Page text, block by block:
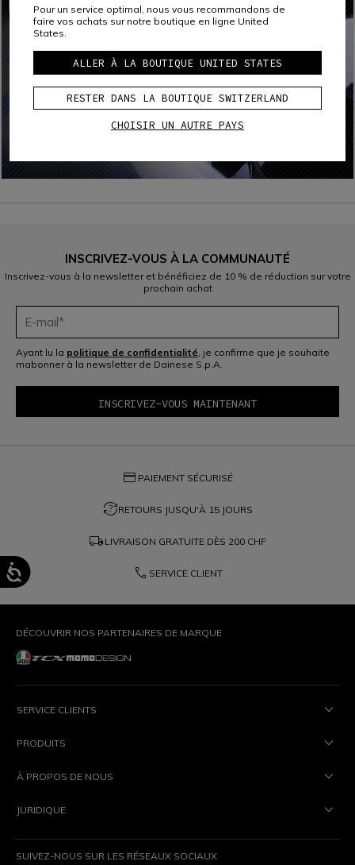
INSCRIVEZ-VOUS À LA COMMUNAUTÉ
Inscrivez-vous à la newsletter et bénéficiez de 10 % de réduction sur votre
prochain achat
Ayant lu la politique de confidentialité, je confirme que je souhaite
mabonner à la newsletter de Dainese S.p.A.
credit_card PAIEMENT SÉCURISÉ
question_exchangeRETOURS JUSQU'À 15 JOURS
local_shipping LIVRAISON GRATUITE DÈS 200 CHF
phone SERVICE CLIENT
DÉCOUVRIR NOS PARTENAIRES DE MARQUE
SERVICE CLIENTS
PRODUITS
À PROPOS DE NOUS
JURIDIQUE
SUIVEZ-NOUS SUR LES RÉSEAUX SOCIAUX
Pour un service optimal, nous vous recommandons de
faire vos achats sur notre boutique en ligne United
States.
ALLER À LA BOUTIQUE UNITED STATES
RESTER DANS LA BOUTIQUE SWITZERLAND
CHOISIR UN AUTRE PAYS